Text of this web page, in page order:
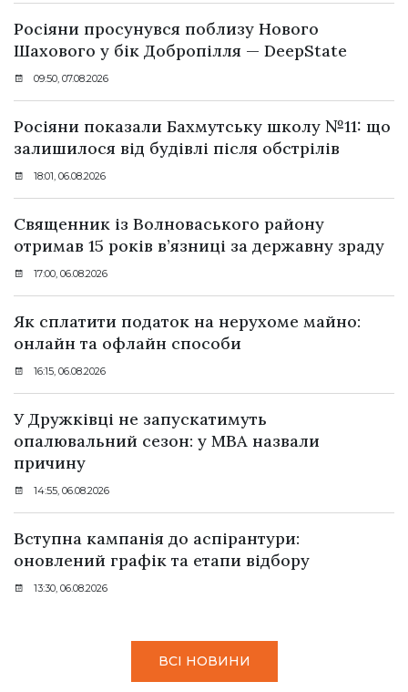
Росіяни просунувся поблизу Нового
Шахового у бік Добропілля — DeepState
09:50, 07.08.2026
Росіяни показали Бахмутську школу №11: що
залишилося від будівлі після обстрілів
18:01, 06.08.2026
Священник із Волноваського району
отримав 15 років в’язниці за державну зраду
17:00, 06.08.2026
Як сплатити податок на нерухоме майно:
онлайн та офлайн способи
16:15, 06.08.2026
У Дружківці не запускатимуть
опалювальний сезон: у МВА назвали
причину
14:55, 06.08.2026
Вступна кампанія до аспірантури:
оновлений графік та етапи відбору
13:30, 06.08.2026
ВСІ НОВИНИ